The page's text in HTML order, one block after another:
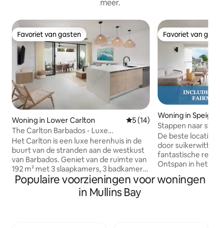
meer.
Favoriet van gasten
Favoriet van gasten
Woning in Lower Carlton Gemiddelde beoordeling
5 (14)
The Carlton Barbados - Luxe
rijtjeshuisverhuur
Het Carlton is een luxe herenhuis in de
buurt van de stranden aan de westkust
van Barbados. Geniet van de ruimte van
192 m² met 3 slaapkamers, 3 badkamers,
een eigen dompelbad, een buitenbad en
gemakkelijke toegang tot restaurants,
winkels en het nachtleven in Holetown
Favoriet van
Favoriet van
Woning in
Stappen naar
zwembad en
De beste locatie
door suikerwitte
fantastische
Ontspan in het
geniet van een
en geniet van
Populaire voorzieningen voor woningen
in Mullins Bay